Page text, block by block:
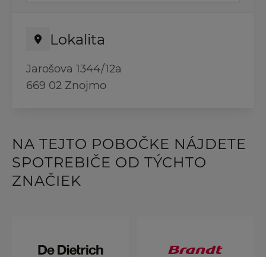
Lokalita
Jarošova 1344/12a
669 02 Znojmo
NA TEJTO POBOČKE NÁJDETE
SPOTREBIČE OD TÝCHTO
ZNAČIEK